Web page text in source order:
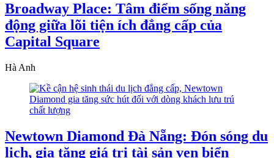
Broadway Place: Tâm điểm sống năng
động giữa lõi tiện ích đẳng cấp của
Capital Square
Hà Anh
Newtown Diamond Đà Nẵng: Đón sóng du
lịch, gia tăng giá trị tài sản ven biển